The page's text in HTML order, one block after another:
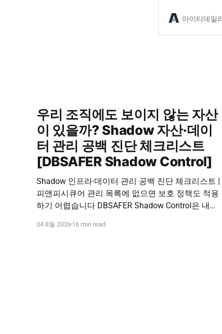
정보공학기술사
총회 등 주요 행
아이티데일
우리 조직에도 보이지 않는 자산
이 있을까? Shadow 자산·데이
터 관리 공백 진단 체크리스트
[DBSAFER Shadow Control]
Shadow 인프라·데이터 관리 공백 진단 체크리스트 |
피앤피시큐어 관리 목록에 없으면 보호 정책도 적용
하기 어렵습니다 DBSAFER Shadow Control은 내부
제어 체계 연계를 하나의 보안 운영 흐름으로 제공합
04 8월 2026 16 min read